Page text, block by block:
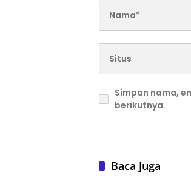
Simpan nama,
berikutnya.
Baca Juga